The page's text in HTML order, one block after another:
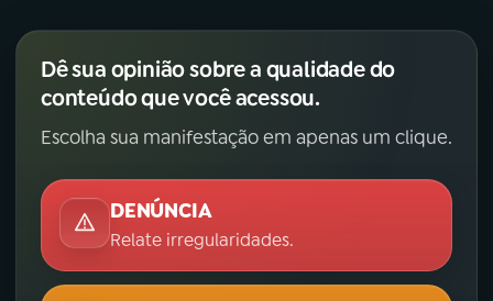
Dê sua opinião sobre a qualidade do
conteúdo que você acessou.
Escolha sua manifestação em apenas um clique.
DENÚNCIA
Relate irregularidades.